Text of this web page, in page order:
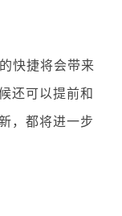
快捷将会带来
还可以提前和
，都将进一步